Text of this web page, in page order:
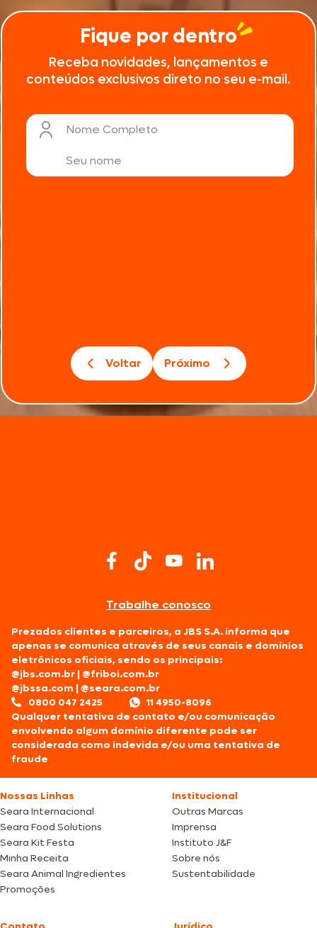
Fique por dentro
Receba novidades, lançamentos e
conteúdos exclusivos direto no seu e-mail.
Nome Completo
Voltar Próximo
Trabalhe conosco
Prezados clientes e parceiros, a JBS S.A. informa que
apenas se comunica através de seus canais e domínios
eletrônicos oficiais, sendo os principais:
@jbs.com.br |@friboi.com.br
@jbssa.com |@seara.com.br
0800 047 2425
11 4950-8096
Qualquer tentativa de contato e/ou comunicação
envolvendo algum domínio diferente pode ser
considerada como indevida e/ou uma tentativa de
fraude
Nossas Linhas
Seara Internacional
Seara Food Solutions
Seara Kit Festa
Minha Receita
Seara Animal Ingredientes
Promoções
Institucional
Outras Marcas
Imprensa
Instituto J&F
Sobre nós
Sustentabilidade